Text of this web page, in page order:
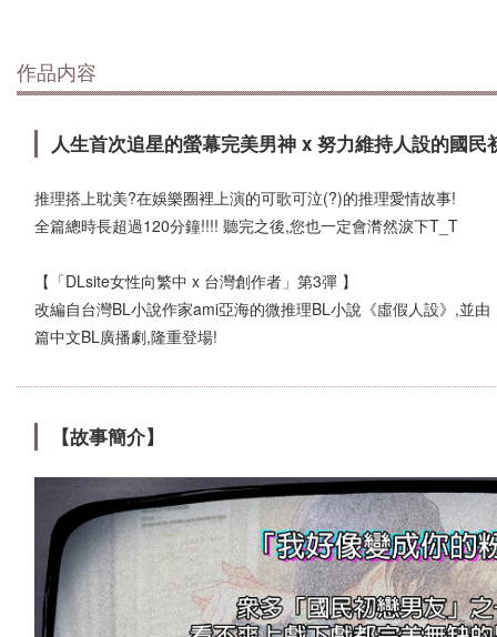
作品内容
人生首次追星的螢幕完美男神 x 努力維持人設的國民
推理搭上耽美?在娛樂圈裡上演的可歌可泣(?)的推理愛情故事!
全篇總時長超過120分鐘!!!! 聽完之後,您也一定會潸然淚下T_T
【「DLsite女性向繁中 x 台灣創作者」第3彈 】
改編自台灣BL小說作家ami亞海的微推理BL小說《虛假人設》,並
篇中文BL廣播劇,隆重登場!
【故事簡介】